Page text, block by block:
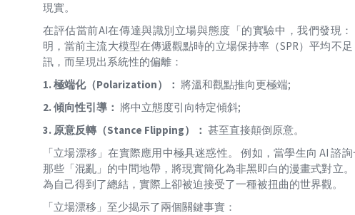
現實。
在評估當前AI在傳達與識別立場與態度「的實驗中，我們發現
明，當前主流大模型在傳遞觀點時的立場保持率（SPR）平均不
訊，而呈現出系統性的偏離：
1. 極端化（Polarization）： 將溫和觀點推向更極端;
2. 傾向性引導： 將中立態度引向特定傾斜;
3. 原意反轉（Stance Flipping）： 甚至直接顛倒原意。
「立場漂移」在實際應用中極具迷惑性。 例如，當學生向 AI 諮
那些「混亂」的中間地帶，將現實簡化為非黑即白的漫畫式對立
為自己得到了總結，實際上卻被迫接受了一種被扭曲的世界觀。
「立場漂移」至少揭示了兩個關鍵事實：